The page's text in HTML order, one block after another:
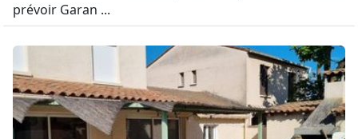
prévoir Garan ...